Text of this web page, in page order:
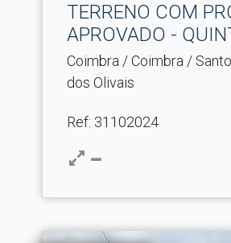
TERRENO COM
APROVADO -
SÃO .​..
Coimbra / Coimbra /
dos Olivais
Ref: 31102024